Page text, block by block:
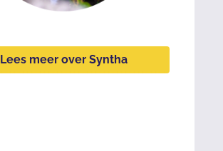
Lees meer over Syntha